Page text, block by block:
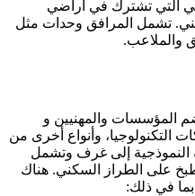
التي تشترك في أراضي
تشمل المرافق وحدات مثل
والملاعب.
المؤسسات والمهنيين و
التكنولوجيا، وأنواع أخرى من
النموذجية إلى غرف وتشمل
على الطراز السكني. هناك
بما في ذلك: